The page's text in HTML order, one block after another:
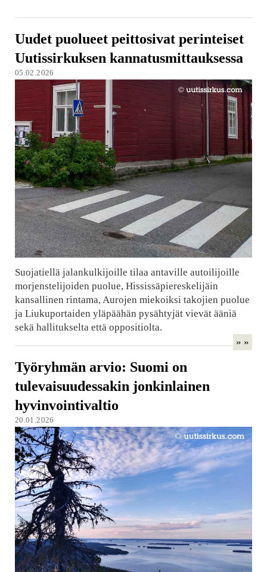
Uudet puolueet peittosivat perinteiset
Uutissirkuksen kannatusmittauksessa
05.02.2026
Suojatiellä jalankulkijoille tilaa antaville autoilijoille
morjenstelijoiden puolue, Hississäpiereskelijäin
kansallinen rintama, Aurojen miekoiksi takojien puolue
ja Liukuportaiden yläpäähän pysähtyjät vievät ääniä
sekä hallitukselta että oppositiolta.
» »
Työryhmän arvio: Suomi on
tulevaisuudessakin jonkinlainen
hyvinvointivaltio
20.01.2026